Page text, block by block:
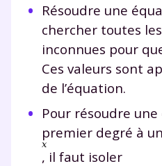
Résoudre une
chercher toutes
inconnues pour
Ces valeurs sont
de l’équation.
Pour résoudre
premier degré à
, il faut isoler